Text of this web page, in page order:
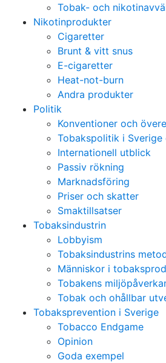
Tobak- och
Nikotinprodukter
Cigaretter
Brunt & vitt snus
E-cigaretter
Heat-not-burn
Andra produkter
Politik
Konventioner och
Tobakspolitik i Sverige
Internationell utblick
Passiv rökning
Marknadsföring
Priser och skatter
Smaktillsatser
Tobaksindustrin
Lobbyism
Tobaksindustrins
Människor i
Tobakens
Tobak och ohållbar
Tobaksprevention i Sverige
Tobacco Endgame
Opinion
Goda exempel